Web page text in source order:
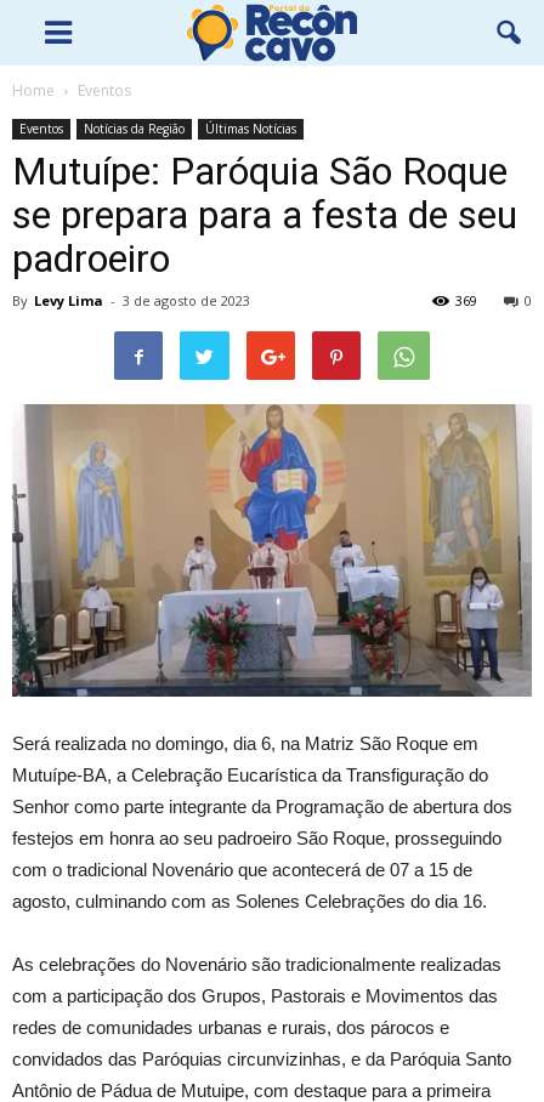
Home Eventos
Eventos Notícias da Região Últimas Notícias
Mutuípe: Paróquia São Roque
se prepara para a festa de seu
padroeiro
By Levy Lima - 3 de agosto de 2023 0
369
Será realizada no domingo, dia 6, na Matriz São Roque em
Mutuípe-BA, a Celebração Eucarística da Transfiguração do
Senhor como parte integrante da Programação de abertura dos
festejos em honra ao seu padroeiro São Roque, prosseguindo
com o tradicional Novenário que acontecerá de 07 a 15 de
agosto, culminando com as Solenes Celebrações do dia 16.
As celebrações do Novenário são tradicionalmente realizadas
com a participação dos Grupos, Pastorais e Movimentos das
redes de comunidades urbanas e rurais, dos párocos e
convidados das Paróquias circunvizinhas, e da Paróquia Santo
Antônio de Pádua de Mutuipe, com destaque para a primeira